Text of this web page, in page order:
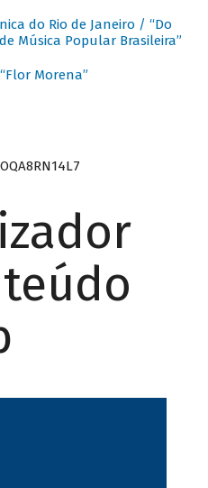
do Rio de Janeiro / “Do
Música Popular Brasileira”
Morena”